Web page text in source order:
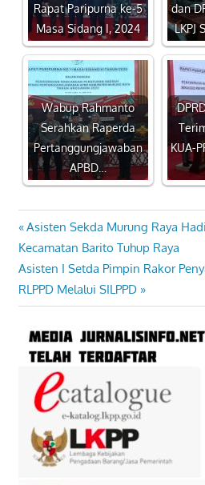
Rapat Paripurna ke-5
Masa Sidang I, 2024
dan
LKPJ
Wabup Rahmanto
Serahkan Raperda
Pertanggungjawaban
APBD…
KUA-
Navigasi
pos
Previous
Post:
Asisten Sekda Murung Raya
Kecamatan Barito Tuhup Raya
Next
Post:
Asisten I Setda Pimpin Rakor
RLPPD Melalui SILPPD